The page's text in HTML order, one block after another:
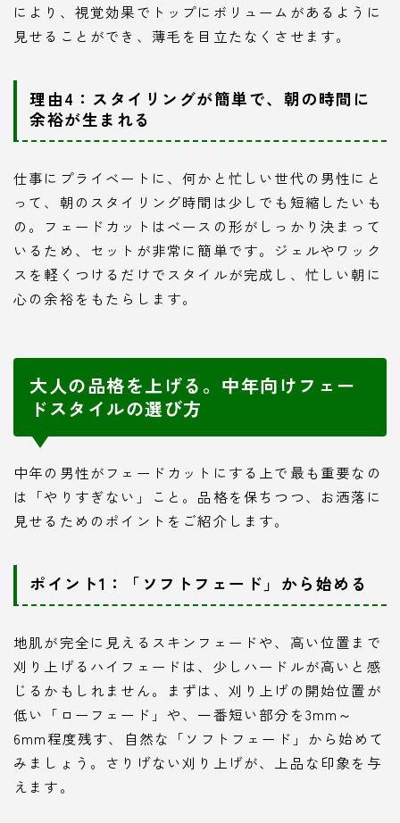
により、視覚効果でトップにボリュームがあるように
見せることができ、薄毛を目立たなくさせます。
理由4：スタイリングが簡単で、朝の時間に
余裕が生まれる
仕事にプライベートに、何かと忙しい世代の男性にと
って、朝のスタイリング時間は少しでも短縮したいも
の。フェードカットはベースの形がしっかり決まって
いるため、セットが非常に簡単です。ジェルやワック
スを軽くつけるだけでスタイルが完成し、忙しい朝に
心の余裕をもたらします。
大人の品格を上げる。中年向けフェー
ドスタイルの選び方
中年の男性がフェードカットにする上で最も重要なの
は「やりすぎない」こと。品格を保ちつつ、お洒落に
見せるためのポイントをご紹介します。
ポイント1：「ソフトフェード」から始める
地肌が完全に見えるスキンフェードや、高い位置まで
刈り上げるハイフェードは、少しハードルが高いと感
じるかもしれません。まずは、刈り上げの開始位置が
低い「ローフェード」や、一番短い部分を3mm～
6mm程度残す、自然な「ソフトフェード」から始めて
みましょう。さりげない刈り上げが、上品な印象を与
えます。